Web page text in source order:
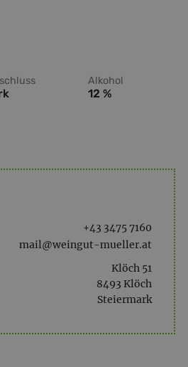
Alkohol
12 %
+43 3475 7160
mail@weingut-mueller.at
Klöch 51
8493 Klöch
Steiermark